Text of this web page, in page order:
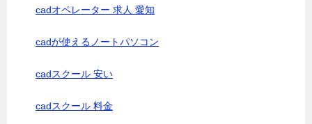
cadオペレーター 求人 愛知
cadが使えるノートパソコン
cadスクール 安い
cadスクール 料金